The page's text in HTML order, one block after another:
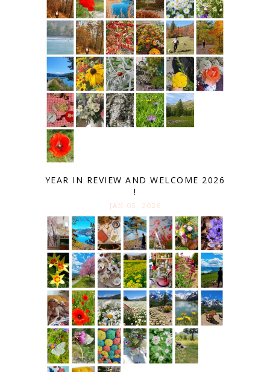
YEAR IN REVIEW AND WELCOME 2026
!
JAN 05. 2026